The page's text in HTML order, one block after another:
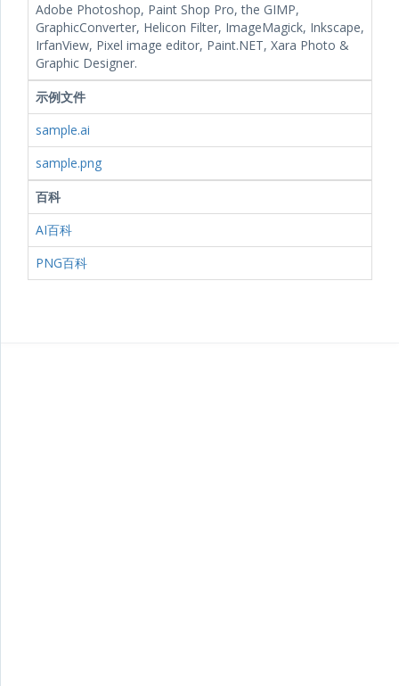
Adobe Photoshop, Paint Shop Pro, the GIMP,
GraphicConverter, Helicon Filter, ImageMagick, Inkscape,
IrfanView, Pixel image editor, Paint.NET, Xara Photo &
Graphic Designer.
示例文件
sample.ai
sample.png
百科
AI百科
PNG百科